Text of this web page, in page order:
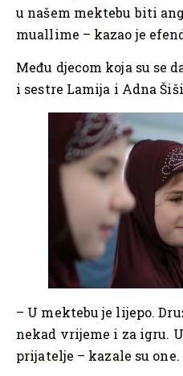
u našem mektebu biti
muallime – kazao je
Među djecom koja su se
i sestre Lamija i Adna
– U mektebu je lijepo.
nekad vrijeme i za igru.
prijatelje – kazale su one.